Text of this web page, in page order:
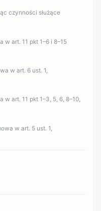
czynności służące
w art. 11 pkt 1–6 i 8–15
w art. 6 ust. 1,
w art. 11 pkt 1–3, 5, 6, 8–10,
w art. 5 ust. 1,